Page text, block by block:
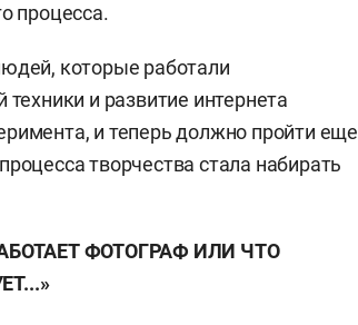
процесса.
которые работали
и развитие интернета
и теперь должно пройти еще
творчества стала набирать
ФОТОГРАФ ИЛИ ЧТО
...»